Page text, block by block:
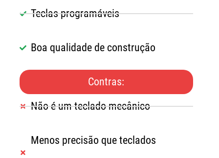
Teclas programáveis
Boa qualidade de construção
Contras:
Não é um teclado mecânico
Menos precisão que teclados